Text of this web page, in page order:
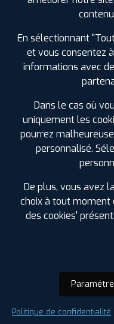
PROFIL PLUSLES
4 RUE MOULINS DES
4
PROFIL PLUS
0240642929
HORAIRES | +D'INFOS
PROFIL PLUS
ZONE CIALE LES
CAPITAINE YVES44210
0240826280
HORAIRES | +D'INFOS
LES
DANS LES
La
Le
En sélectionnant
et vous consentez
informations avec
Dans le cas où
uniquement les
pourrez
personnalisé.
De plus, vous avez
choix à tout moment
des cookies'
Politique de confidentialité